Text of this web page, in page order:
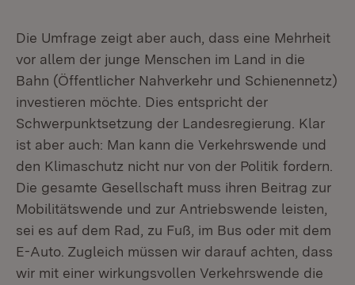
Die Umfrage zeigt aber auch, dass eine Mehrheit
vor allem der junge Menschen im Land in die
Bahn (Öffentlicher Nahverkehr und Schienennetz)
investieren möchte. Dies entspricht der
Schwerpunktsetzung der Landesregierung. Klar
ist aber auch: Man kann die Verkehrswende und
den Klimaschutz nicht nur von der Politik fordern.
Die gesamte Gesellschaft muss ihren Beitrag zur
Mobilitätswende und zur Antriebswende leisten,
sei es auf dem Rad, zu Fuß, im Bus oder mit dem
E-Auto. Zugleich müssen wir darauf achten, dass
wir mit einer wirkungsvollen Verkehrswende die